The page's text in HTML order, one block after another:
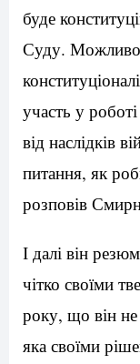
буде
Суду.
участь у
від наслідків
питання, як
розповів
І далі він
чітко своїми
року, що він не
яка своїми